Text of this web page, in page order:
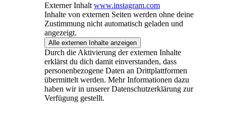
Externer Inhalt www.instagram.com
Inhalte von externen Seiten werden ohne deine
Zustimmung nicht automatisch geladen und
angezeigt.
Alle externen Inhalte anzeigen
Durch die Aktivierung der externen Inhalte
erklärst du dich damit einverstanden, dass
personenbezogene Daten an Drittplattformen
übermittelt werden. Mehr Informationen dazu
haben wir in unserer Datenschutzerklärung zur
Verfügung gestellt.